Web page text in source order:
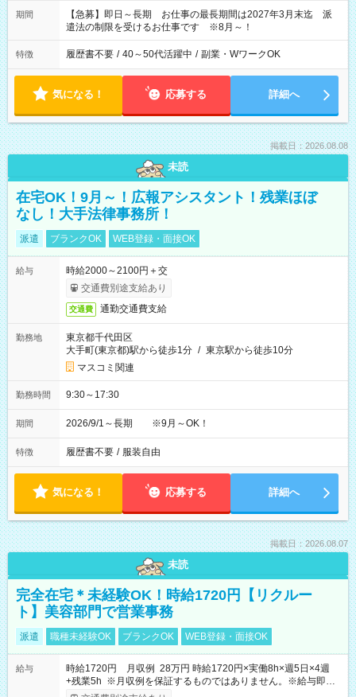
期間
【急募】即日～長期 お仕事の最長期間は2027年3月末迄 派
遣法の制限を受けるお仕事です ※8月～！
特徴 履歴書不要 / 40～50代活躍中 / 副業・WワークOK
気になる！ 応募する 詳細へ
掲載日：2026.08.08
未読
在宅OK！9月～！広報アシスタント！残業ほぼ
なし！大手法律事務所！
派遣 ブランクOK WEB登録・面接OK
給与
時給2000～2100円＋交
交通費別途支給あり
交通費 通勤交通費支給
勤務地
東京都千代田区
大手町(東京都)駅から徒歩1分 / 東京駅から徒歩10分
マスコミ関連
勤務時間 9:30～17:30
期間 2026/9/1～長期 ※9月～OK！
特徴 履歴書不要 / 服装自由
気になる！ 応募する 詳細へ
掲載日：2026.08.07
未読
完全在宅＊未経験OK！時給1720円【リクルー
ト】美容部門で営業事務
派遣 職種未経験OK ブランクOK WEB登録・面接OK
給与
時給1720円 月収例 28万円 時給1720円×実働8h×週5日×4週
+残業5h ※月収例を保証するものではありません。※給与即受
取りサービス利用可（利用条件有）